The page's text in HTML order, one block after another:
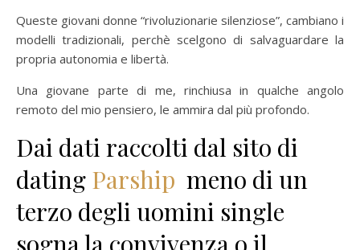
Queste giovani donne “rivoluzionarie silenziose”, cambiano i
modelli tradizionali, perchè scelgono di salvaguardare la
propria autonomia e libertà.
Una giovane parte di me, rinchiusa in qualche angolo
remoto del mio pensiero, le ammira dal più profondo.
Dai dati raccolti dal sito di
dating Parship meno di un
terzo degli uomini single
sogna la convivenza o il